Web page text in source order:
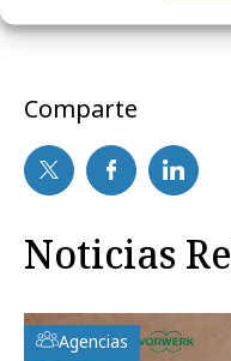
Comparte
Noticias
Agencias